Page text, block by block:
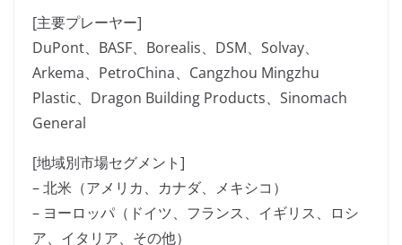
[主要プレーヤー]
DuPont、BASF、Borealis、DSM、Solvay、
Arkema、PetroChina、Cangzhou Mingzhu
Plastic、Dragon Building Products、Sinomach
General
[地域別市場セグメント]
– 北米（アメリカ、カナダ、メキシコ）
– ヨーロッパ（ドイツ、フランス、イギリス、ロシ
ア、イタリア、その他）